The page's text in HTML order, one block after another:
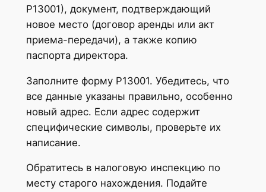
Р13001), документ, подтверждающий
новое место (договор аренды или акт
приема-передачи), а также копию
паспорта директора.
Заполните форму Р13001. Убедитесь, что
все данные указаны правильно, особенно
новый адрес. Если адрес содержит
специфические символы, проверьте их
написание.
Обратитесь в налоговую инспекцию по
месту старого нахождения. Подайте